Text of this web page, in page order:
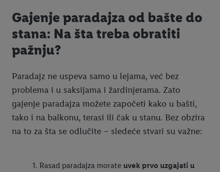
Gajenje paradajza od bašte do
stana: Na šta treba obratiti
pažnju?
Paradajz ne uspeva samo u lejama, već bez
problema i u saksijama i žardinjerama. Zato
gajenje paradajza možete započeti kako u bašti,
tako i na balkonu, terasi ili čak u stanu. Bez obzira
na to za šta se odlučite – sledeće stvari su važne:
Rasad paradajza morate uvek prvo uzgajati u